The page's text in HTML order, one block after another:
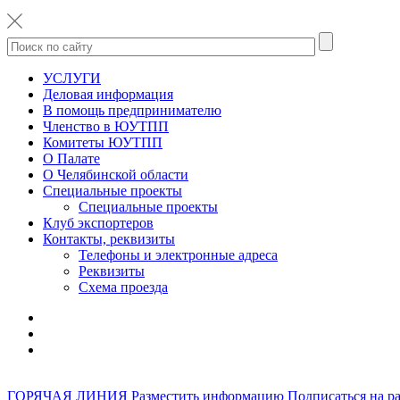
УСЛУГИ
Деловая информация
В помощь предпринимателю
Членство в ЮУТПП
Комитеты ЮУТПП
О Палате
О Челябинской области
Специальные проекты
Специальные проекты
Клуб экспортеров
Контакты, реквизиты
Телефоны и электронные адреса
Реквизиты
Схема проезда
ГОРЯЧАЯ ЛИНИЯ Разместить информацию Подписаться на